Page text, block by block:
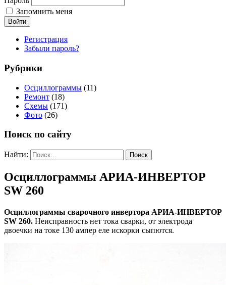
Запомнить меня
Войти
Регистрация
Забыли пароль?
Рубрики
Осциллограммы (11)
Ремонт (18)
Схемы (171)
Фото (26)
Поиск по сайту
Найти:
Осциллограммы АРИА-ИНВЕРТОР
SW 260
Осциллограммы сварочного инвертора АРИА-ИНВЕРТОР
SW 260. Неисправность нет тока сварки, от электрода
двоечки на токе 130 ампер еле искорки сыпются.